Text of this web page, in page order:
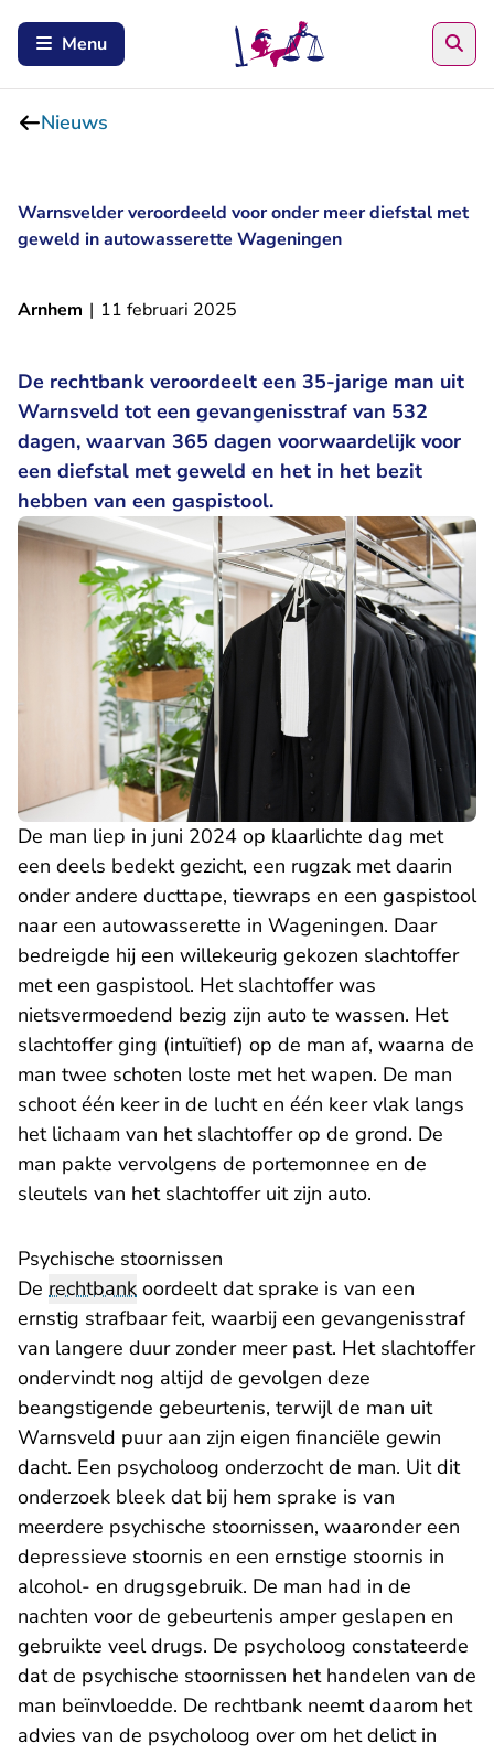
Menu
Nieuws
Warnsvelder veroordeeld voor onder meer diefstal met
geweld in autowasserette Wageningen
Arnhem | 11 februari 2025
De rechtbank veroordeelt een 35-jarige man uit
Warnsveld tot een gevangenisstraf van 532
dagen, waarvan 365 dagen voorwaardelijk voor
een diefstal met geweld en het in het bezit
hebben van een gaspistool.
De man liep in juni 2024 op klaarlichte dag met
een deels bedekt gezicht, een rugzak met daarin
onder andere ducttape, tiewraps en een gaspistool
naar een autowasserette in Wageningen. Daar
bedreigde hij een willekeurig gekozen slachtoffer
met een gaspistool. Het slachtoffer was
nietsvermoedend bezig zijn auto te wassen. Het
slachtoffer ging (intuïtief) op de man af, waarna de
man twee schoten loste met het wapen. De man
schoot één keer in de lucht en één keer vlak langs
het lichaam van het slachtoffer op de grond. De
man pakte vervolgens de portemonnee en de
sleutels van het slachtoffer uit zijn auto.
Psychische stoornissen
De rechtbank oordeelt dat sprake is van een
ernstig strafbaar feit, waarbij een gevangenisstraf
van langere duur zonder meer past. Het slachtoffer
ondervindt nog altijd de gevolgen deze
beangstigende gebeurtenis, terwijl de man uit
Warnsveld puur aan zijn eigen financiële gewin
dacht. Een psycholoog onderzocht de man. Uit dit
onderzoek bleek dat bij hem sprake is van
meerdere psychische stoornissen, waaronder een
depressieve stoornis en een ernstige stoornis in
alcohol- en drugsgebruik. De man had in de
nachten voor de gebeurtenis amper geslapen en
gebruikte veel drugs. De psycholoog constateerde
dat de psychische stoornissen het handelen van de
man beïnvloedde. De rechtbank neemt daarom het
advies van de psycholoog over om het delict in